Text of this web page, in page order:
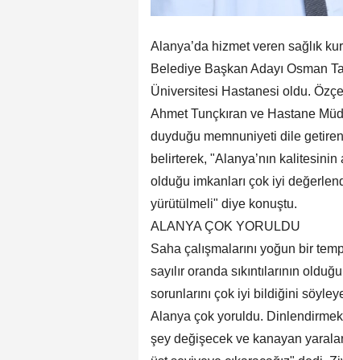
Alanya’da hizmet veren sağlık
Belediye Başkan Adayı Osman
Üniversitesi Hastanesi oldu.
Ahmet Tunçkıran ve Hastane
duyduğu memnuniyeti dile
belirterek, "Alanya’nın kalitesinin
olduğu imkanları çok iyi
yürütülmeli" diye konuştu.
ALANYA ÇOK YORULDU
Saha çalışmalarını yoğun bir
sayılır oranda sıkıntılarının
sorunlarını çok iyi bildiğini
Alanya çok yoruldu.
şey değişecek ve kanayan